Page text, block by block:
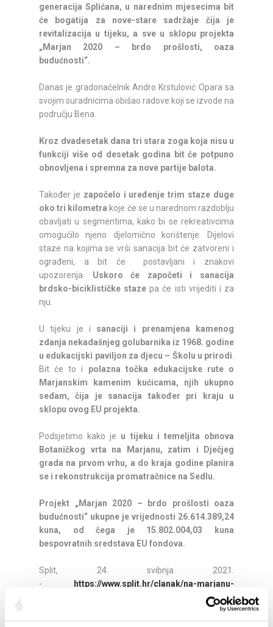
generacija Splićana, u narednim mjesecima bit
će bogatija za nove-stare sadržaje čija je
revitalizacija u tijeku, a sve u sklopu projekta
„Marjan 2020 – brdo prošlosti, oaza
budućnosti“.
Danas je gradonačelnik Andro Krstulović Opara sa
svojim suradnicima obišao radove koji se izvode na
području Bena.
Kroz dvadesetak dana tri stara zoga koja nisu u
funkciji više od desetak godina bit će potpuno
obnovljena i spremna za nove partije balota.
Također je započelo i uređenje trim staze duge
oko tri kilometra koje će se u narednom razdoblju
obavljati u segmentima, kako bi se rekreativcima
omogućilo njeno djelomično korištenje. Dijelovi
staze na kojima se vrši sanacija bit će zatvoreni i
ograđeni, a bit će postavljani i znakovi
upozorenja. Uskoro će započeti i sanacija
brdsko-biciklističke staze pa će isti vrijediti i za
nju.
U tijeku je i sanaciji i prenamjena kamenog
zdanja nekadašnjeg golubarnika iz 1968. godine
u edukacijski paviljon za djecu – Školu u prirodi
Bit će to i polazna točka edukacijske rute o
Marjanskim kamenim kućicama, njih ukupno
sedam, čija je sanacija također pri kraju u
sklopu ovog EU projekta.
Podsjetimo kako je u tijeku i temeljita obnova
Botaničkog vrta na Marjanu, zatim i Dječjeg
grada na prvom vrhu, a do kraja godine planira
se i rekonstrukcija promatračnice na Sedlu.
Projekt „Marjan 2020 – brdo prošlosti oaza
budućnosti“ ukupne je vrijednosti 26.614.389,24
kuna, od čega je 15.802.004,03 kuna
bespovratnih sredstava EU fondova.
Split, 24. svibnja 2021.
-
https://www.split.hr/clanak/na-marjanu-
uskoro-obnovljeni-sadrzaji-za-splicane-svih-